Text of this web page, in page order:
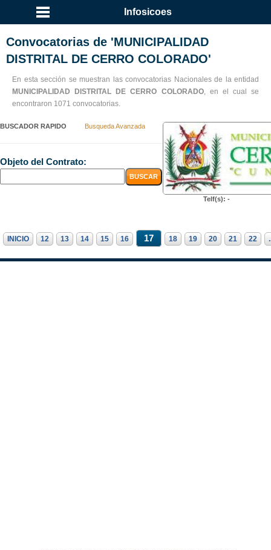
Infosicoes
Convocatorias de 'MUNICIPALIDAD
DISTRITAL DE CERRO COLORADO'
En esta sección se muestran las convocatorias Nacionales de la entidad
MUNICIPALIDAD DISTRITAL DE CERRO COLORADO, en el cual se
encontraron 1071 convocatorias.
BUSCADOR RAPIDO Busqueda Avanzada
Objeto del Contrato:
Telf(s): -
INICIO 12 13 14 15 16 17 18 19 20 21 22